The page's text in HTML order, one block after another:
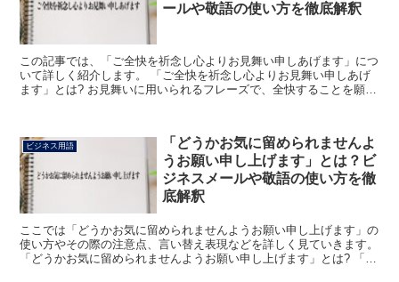
ールや敬語の使い方を徹底解釈
この記事では、「ご全快を祈念し心よりお見舞い申しあげます」につ
いて詳しく紹介します。 「ご全快を祈念し心よりお見舞い申しあげ
ます」とは? お見舞いに用いられるフレーズで、全快することを願っ
ビジネス用語
「どうかお気に留められませんよ
うお願い申し上げます」とは？ビ
ジネスメールや敬語の使い方を徹
底解釈
ここでは「どうかお気に留められませんようお願い申し上げます」の
使い方やその際の注意点、言い替え表現などを詳しく見ていきます。
「どうかお気に留められませんようお願い申し上げます」とは? 「ど